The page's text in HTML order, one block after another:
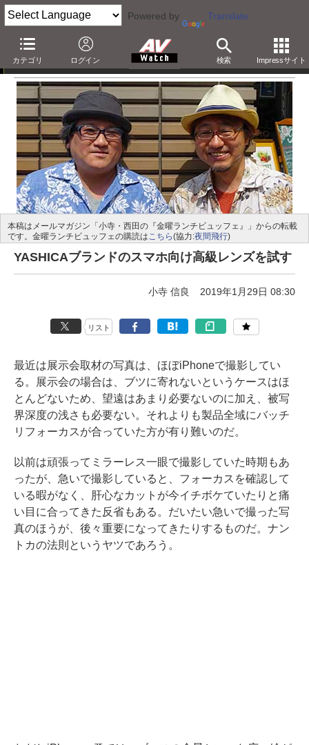
Powered by Translate
カテゴリ ログイン 検索 Impressサイト
小寺・西田の「金曜ランチビュッフェ」
本稿はメールマガジン「小寺・西田の『金曜ランチビュッフェ』」からの転載
です。金曜ランチビュッフェの購読はこちら(協力:夜間飛行)
YASHICAブランドのスマホ向け高級レンズを試す
小寺 信良 2019年1月29日 08:30
リスト
最近は展示会取材の写真は、ほぼiPhoneで撮影してい
る。展示会の場合は、ブツに寄れないというケースはほ
とんどないため、望遠はあまり必要ないのに加え、被写
界深度の浅さも必要ない。それよりも製品全域にバッチ
リフォーカスが合っていた方が有り難いのだ。
以前は頑張ってミラーレス一眼で撮影していた時期もあ
ったが、急いで撮影していると、フォーカスを確認して
いる暇がなく、肝心なカットが今イチボケていたりと痛
い目に合ってきた反省もある。だいたい急いで撮った写
真のほうが、後々重要になってきたりするものだ。ナン
トカの法則というヤツであろう。